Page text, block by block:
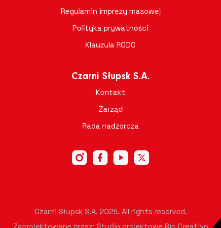
Regulamin imprezy masowej
Polityka prywatności
Klauzula RODO
Czarni Słupsk S.A.
Kontakt
Zarząd
Rada nadzorcza
Czarni Słupsk S.A. 2025. All rights reserved.